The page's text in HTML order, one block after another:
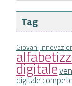
Tag
Giovani
digitale
digitale